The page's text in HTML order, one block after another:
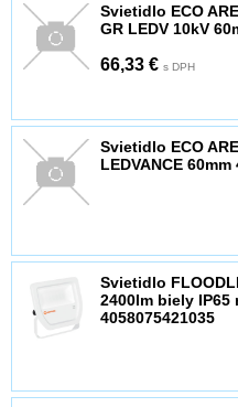
Svietidlo ECO
GR LEDV 10kV
66,33 € s DPH
Svietidlo ECO
LEDVANCE
Svietidlo
2400lm biely IP65
4058075421035